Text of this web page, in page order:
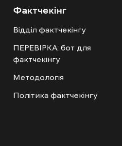
Фактчекінг
Відділ фактчекінгу
ПЕРЕВІРКА: бот для
фактчекінгу
Методологія
Політика фактчекінгу